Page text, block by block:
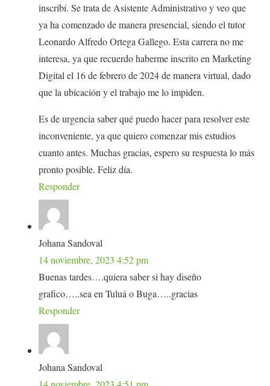
inscribí. Se trata de Asistente Administrativo y veo que
ya ha comenzado de manera presencial, siendo el tutor
Leonardo Alfredo Ortega Gallego. Esta carrera no me
interesa, ya que recuerdo haberme inscrito en Marketing
Digital el 16 de febrero de 2024 de manera virtual, dado
que la ubicación y el trabajo me lo impiden.
Es de urgencia saber qué puedo hacer para resolver este
inconveniente, ya que quiero comenzar mis estudios
cuanto antes. Muchas gracias, espero su respuesta lo más
pronto posible. Feliz día.
Responder
Johana Sandoval
14 noviembre, 2023 4:52 pm
Buenas tardes….quiera saber si hay diseño
grafico…..sea en Tuluá o Buga…..gracias
Responder
Johana Sandoval